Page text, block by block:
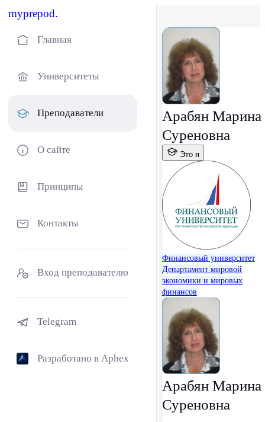
myprepod.
Главная
Университеты
Преподаватели
О сайте
Принципы
Контакты
Вход преподавателю
Telegram
Разработано в Aphex
Арабян Марина
Суреновна
Это я
Финансовый университет
Департамент мировой
экономики и мировых
финансов
Арабян Марина
Суреновна